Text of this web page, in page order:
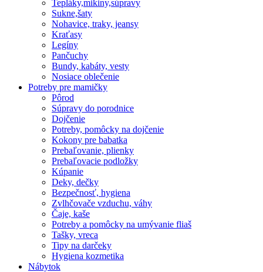
Tepláky,mikiny,súpravy
Sukne,šaty
Nohavice, traky, jeansy
Kraťasy
Legíny
Pančuchy
Bundy, kabáty, vesty
Nosiace oblečenie
Potreby pre mamičky
Pôrod
Súpravy do porodnice
Dojčenie
Potreby, pomôcky na dojčenie
Kokony pre babatka
Prebaľovanie, plienky
Prebaľovacie podložky
Kúpanie
Deky, dečky
Bezpečnosť, hygiena
Zvlhčovače vzduchu, váhy
Čaje, kaše
Potreby a pomôcky na umývanie fliaš
Tašky, vreca
Tipy na darčeky
Hygiena kozmetika
Nábytok